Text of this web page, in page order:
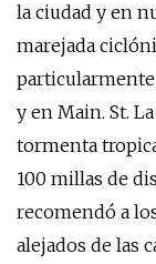
la ciudad y en
marejada
y en Main. St.
tormenta
100 millas de
recomendó a
alejados de las